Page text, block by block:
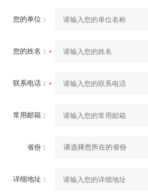
您的单位：
您的姓名：
联系电话：
常用邮箱：
省份：
详细地址：